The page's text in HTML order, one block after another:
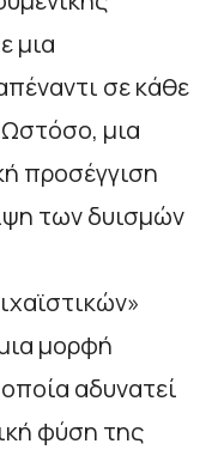
μια
σε κάθε
μια
προσέγγιση
των δυισμών
μορφή
αδυνατεί
φύση της